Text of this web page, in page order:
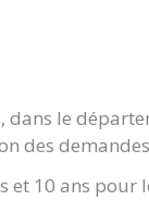
dans le
des
et 10 ans pour